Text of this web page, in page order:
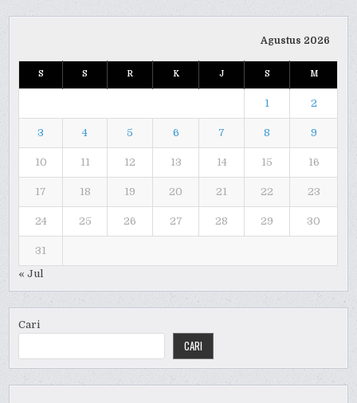
Agustus 2026
S S R K J S M
1 2
3 4 5 6 7 8 9
10 11 12 13 14 15 16
17 18 19 20 21 22 23
24 25 26 27 28 29 30
31
« Jul
Cari
CARI